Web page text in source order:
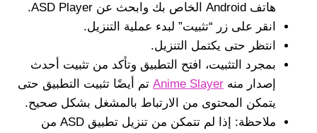
هاتف Android الخاص بك وابحث عن ASD Player.
انقر على زر “تثبيت” لبدء عملية التنزيل.
انتظر حتى يكتمل التنزيل.
بمجرد التثبيت، افتح التطبيق وتأكد من تثبيت أحدث
إصدار منه Anime Slayer تم أيضًا تثبيت التطبيق حتى
يتمكن المحتوى من الارتباط بالمشغل بشكل صحيح.
ملاحظة: إذا لم تتمكن من تنزيل تطبيق ASD من